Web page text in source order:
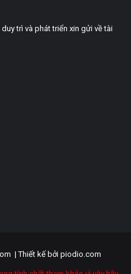
trì và phát triển xin gửi về tài
|Thiết kế bởi piodio.com